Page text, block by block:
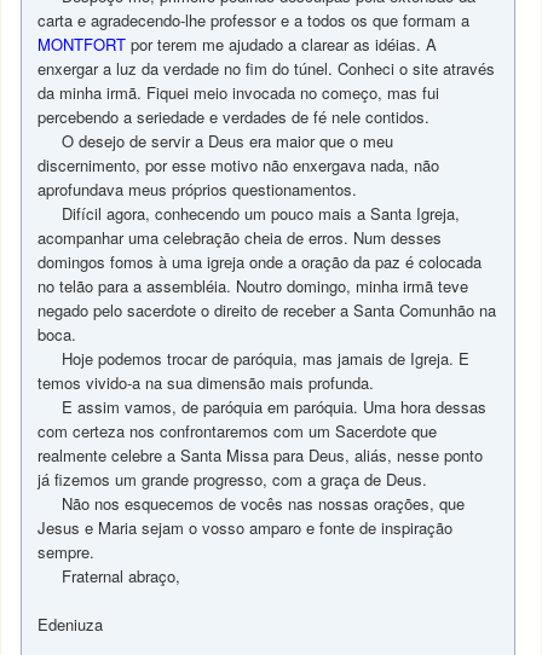
carta e agradecendo-lhe professor e a todos os que formam a
MONTFORT por terem me ajudado a clarear as idéias. A
enxergar a luz da verdade no fim do túnel. Conheci o site através
da minha irmã. Fiquei meio invocada no começo, mas fui
percebendo a seriedade e verdades de fé nele contidos.
O desejo de servir a Deus era maior que o meu
discernimento, por esse motivo não enxergava nada, não
aprofundava meus próprios questionamentos.
Difícil agora, conhecendo um pouco mais a Santa Igreja,
acompanhar uma celebração cheia de erros. Num desses
domingos fomos à uma igreja onde a oração da paz é colocada
no telão para a assembléia. Noutro domingo, minha irmã teve
negado pelo sacerdote o direito de receber a Santa Comunhão na
boca.
Hoje podemos trocar de paróquia, mas jamais de Igreja. E
temos vivido-a na sua dimensão mais profunda.
E assim vamos, de paróquia em paróquia. Uma hora dessas
com certeza nos confrontaremos com um Sacerdote que
realmente celebre a Santa Missa para Deus, aliás, nesse ponto
já fizemos um grande progresso, com a graça de Deus.
Não nos esquecemos de vocês nas nossas orações, que
Jesus e Maria sejam o vosso amparo e fonte de inspiração
sempre.
Fraternal abraço,
Edeniuza